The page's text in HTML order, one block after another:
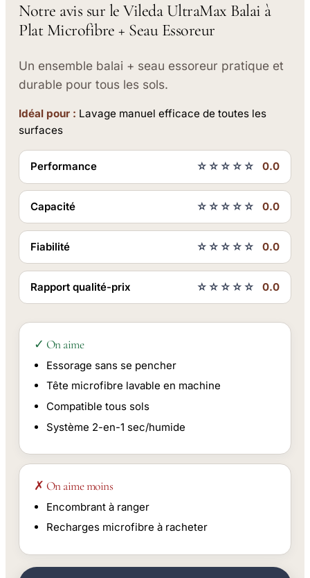
Notre avis sur le Vileda UltraMax Balai à
Plat Microfibre + Seau Essoreur
Un ensemble balai + seau essoreur pratique et
durable pour tous les sols.
Idéal pour : Lavage manuel efficace de toutes les
surfaces
Performance ☆☆☆☆☆ 0.0
Capacité ☆☆☆☆☆ 0.0
Fiabilité ☆☆☆☆☆ 0.0
Rapport qualité-prix ☆☆☆☆☆ 0.0
✓ On aime
Essorage sans se pencher
Tête microfibre lavable en machine
Compatible tous sols
Système 2-en-1 sec/humide
✗ On aime moins
Encombrant à ranger
Recharges microfibre à racheter